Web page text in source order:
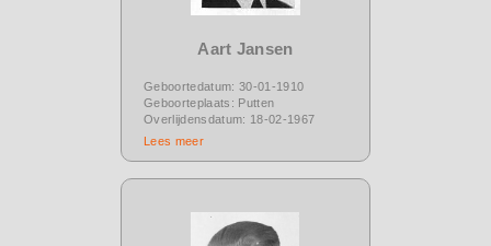
Aart Jansen
Geboortedatum: 30-01-1910
Geboorteplaats: Putten
Overlijdensdatum: 18-02-1967
Lees meer